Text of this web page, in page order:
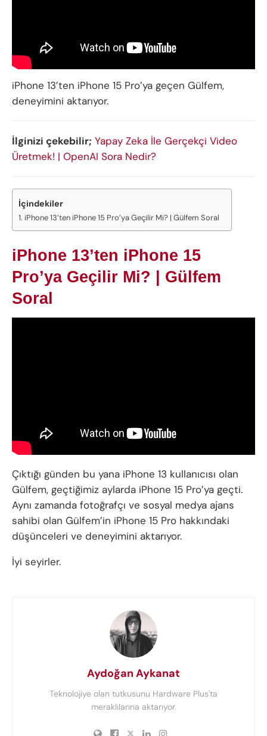
iPhone 13’ten iPhone 15 Pro’ya geçen Gülfem,
deneyimini aktarıyor.
İlginizi çekebilir; Yapay Zeka İle Gerçekçi Video
Üretmek! | OpenAI Sora Nedir?
İçindekiler
iPhone 13’ten iPhone 15 Pro’ya Geçilir Mi? | Gülfem Soral
iPhone 13’ten iPhone 15
Pro’ya Geçilir Mi? | Gülfem
Soral
Çıktığı günden bu yana iPhone 13 kullanıcısı olan
Gülfem, geçtiğimiz aylarda iPhone 15 Pro’ya geçti.
Aynı zamanda fotoğrafçı ve sosyal medya ajans
sahibi olan Gülfem’in iPhone 15 Pro hakkındaki
düşünceleri ve deneyimini aktarıyor.
İyi seyirler.
Aydoğan Aykanat
Teknolojiye olan tutkusunu Hardware Plus'ta
meraklılarına aktarıyor.